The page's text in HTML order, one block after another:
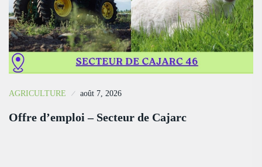
AGRICULTURE août 7, 2026
Offre d’emploi – Secteur de Cajarc